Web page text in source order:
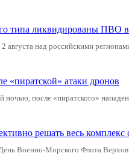
типа ликвидированы ПВО
над российскими
«пиратской» атаки дронов
после «пиратского»
решать весь комплекс
Военно-Морского Флота